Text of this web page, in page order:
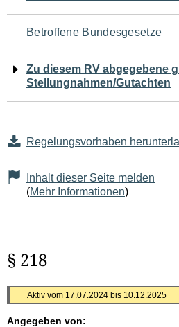
den
Seiteninhalt
Betroffene Bundesgesetze
Zu diesem RV abgegebene
Stellungnahmen/Gutachten
Regelungsvorhaben
Inhalt dieser Seite melden
(Mehr Informationen)
§ 218
Aktiv vom 17.07.2024 bis 10.12.2025
Angegeben von: